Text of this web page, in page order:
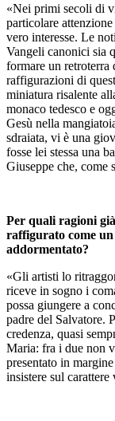
«Nei primi secoli di
particolare
vero interesse. Le
Vangeli canonici sia
formare un retroterra
raffigurazioni di
miniatura risalente
monaco tedesco e
Gesù nella
sdraiata, vi è una
fosse lei stessa una
Giuseppe che, come
Per quali ragioni
raffigurato come
addormentato?
«Gli artisti lo
riceve in sogno i
possa giungere a
padre del Salvatore.
credenza, quasi
Maria: fra i due non
presentato in
insistere sul